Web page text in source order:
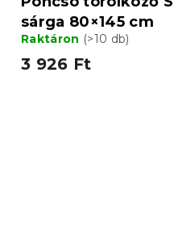
sárga 80×145 cm
Raktáron (>10 db)
3 926 Ft